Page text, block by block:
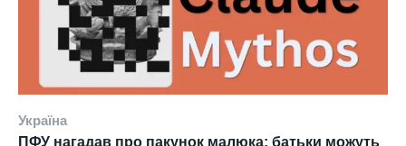
Україна
ПФУ нагадав про пакунок малюка: батьки можуть